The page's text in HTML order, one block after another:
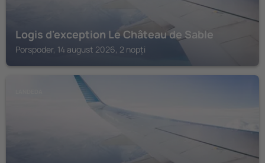
Logis d'exception Le Château de Sable
Porspoder, 14 august 2026, 2 nopți